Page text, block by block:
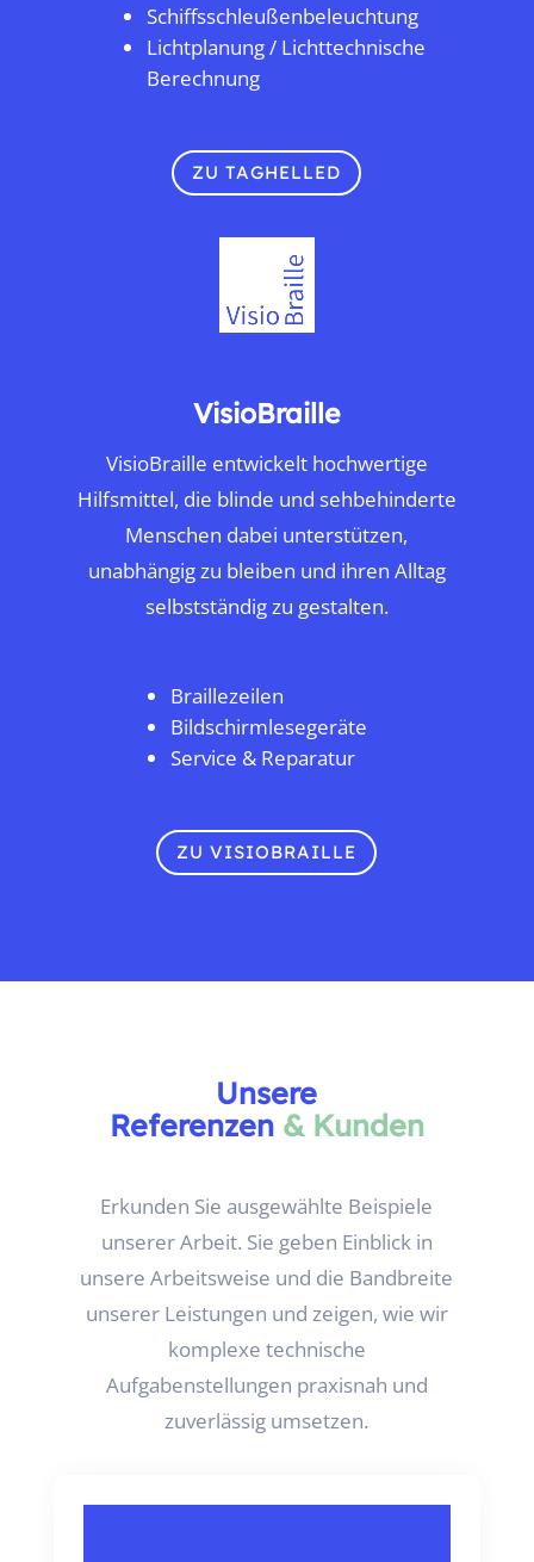
Schiffsschleußenbeleuchtung
Lichtplanung / Lichttechnische
Berechnung
ZU TAGHELLED
VisioBraille
VisioBraille entwickelt hochwertige
Hilfsmittel, die blinde und sehbehinderte
Menschen dabei unterstützen,
unabhängig zu bleiben und ihren Alltag
selbstständig zu gestalten.
Braillezeilen
Bildschirmlesegeräte
Service & Reparatur
ZU VISIOBRAILLE
Unsere
Referenzen & Kunden
Erkunden Sie ausgewählte Beispiele
unserer Arbeit. Sie geben Einblick in
unsere Arbeitsweise und die Bandbreite
unserer Leistungen und zeigen, wie wir
komplexe technische
Aufgabenstellungen praxisnah und
zuverlässig umsetzen.